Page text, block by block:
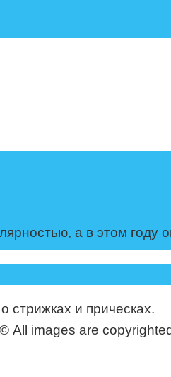
а в этом году
и прическах.
images are